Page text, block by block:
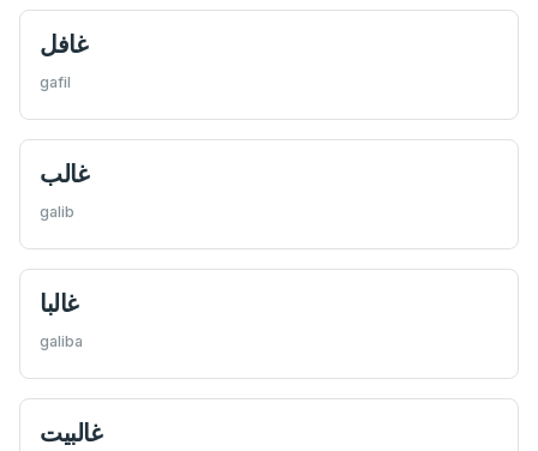
غافل
gafil
غالب
galib
غالبا
galiba
غالبيت